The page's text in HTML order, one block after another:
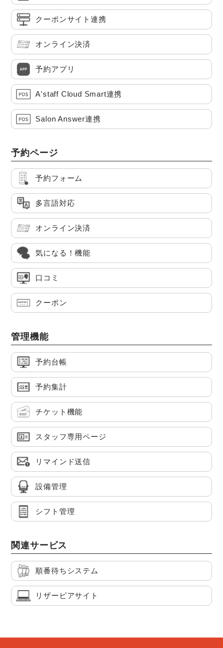
クーポンサイト連携
オンライン決済
予約アプリ
A'staff Cloud Smart連携
Salon Answer連携
予約ページ
予約フォーム
多言語対応
オンライン決済
気になる！機能
口コミ
クーポン
管理機能
予約台帳
予約集計
チケット機能
スタッフ専用ページ
リマインド送信
設備管理
シフト管理
関連サービス
順番待ちシステム
リザービアサイト